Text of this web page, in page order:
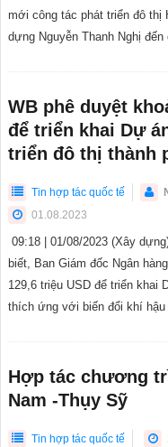
mới công tác phát triển đô thị
dựng Nguyễn Thanh Nghị
WB phê duyệt
để triển khai Dự
triển đô thị thành
Tin hợp tác quốc tế
01.08.2023
09:18 | 01/08/2023 (Xây
biết, Ban Giám đốc Ngân
129,6 triệu USD để triển khai
thích ứng với biến đổi khí hậu
Hợp tác chương
Nam -Thụy Sỹ
Tin hợp tác quốc tế